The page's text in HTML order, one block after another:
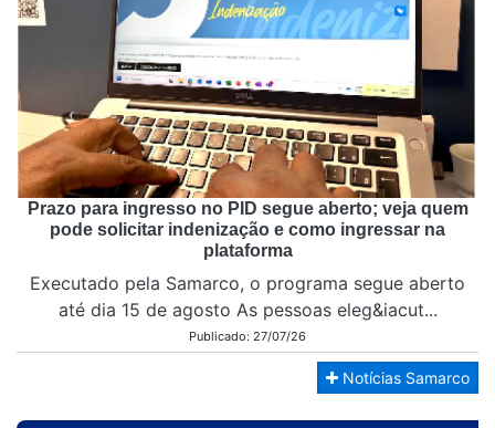
Prazo para ingresso no PID segue aberto; veja quem
pode solicitar indenização e como ingressar na
plataforma
Executado pela Samarco, o programa segue aberto
até dia 15 de agosto As pessoas eleg&iacut...
Publicado: 27/07/26
Notícias Samarco